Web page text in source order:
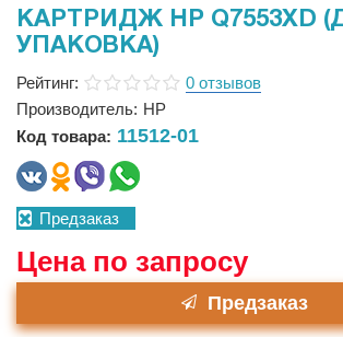
КАРТРИДЖ HP Q7553XD
УПАКОВКА)
Рейтинг:
0 отзывов
Производитель: HP
Код товара: 11512-01
Предзаказ
Цена по запросу
Предзаказ